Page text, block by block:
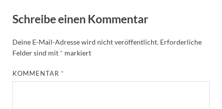
Schreibe einen Kommentar
Deine E-Mail-Adresse wird nicht veröffentlicht. Erforderliche
Felder sind mit * markiert
KOMMENTAR *